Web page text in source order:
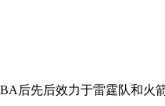
后先后效力于雷霆队和火